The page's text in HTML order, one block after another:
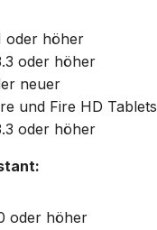
oder höher
oder höher
neuer
und Fire HD Tablets
oder höher
oder höher